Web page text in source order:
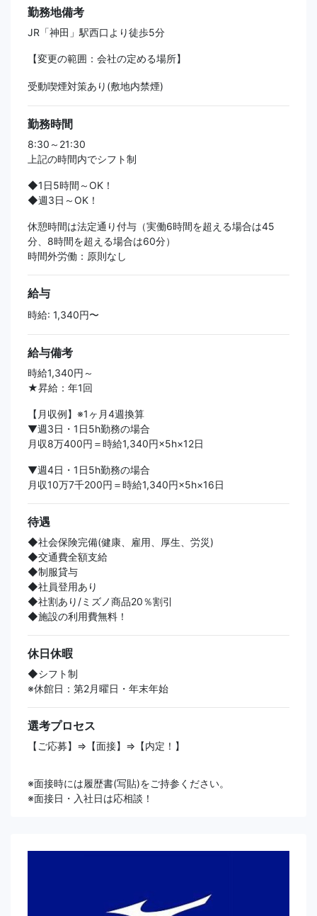
勤務地備考
JR「神田」駅西口より徒歩5分
【変更の範囲：会社の定める場所】
受動喫煙対策あり(敷地内禁煙)
勤務時間
8:30～21:30
上記の時間内でシフト制
◆1日5時間～OK！
◆週3日～OK！
休憩時間は法定通り付与（実働6時間を超える場合は45
分、8時間を超える場合は60分）
時間外労働：原則なし
給与
時給: 1,340円〜
給与備考
時給1,340円～
★昇給：年1回
【月収例】※1ヶ月4週換算
▼週3日・1日5h勤務の場合
月収8万400円＝時給1,340円×5h×12日
▼週4日・1日5h勤務の場合
月収10万7千200円＝時給1,340円×5h×16日
待遇
◆社会保険完備(健康、雇用、厚生、労災)
◆交通費全額支給
◆制服貸与
◆社員登用あり
◆社割あり/ミズノ商品20％割引
◆施設の利用費無料！
休日休暇
◆シフト制
※休館日：第2月曜日・年末年始
選考プロセス
【ご応募】⇒【面接】⇒【内定！】
※面接時には履歴書(写貼)をご持参ください。
※面接日・入社日は応相談！